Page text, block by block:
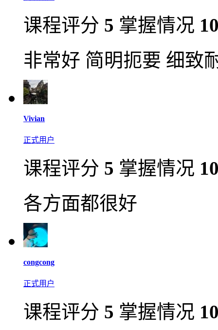
课程评分 5 掌握情况
非常好 简明扼要 细致
Vivian
正式用户
课程评分 5 掌握情况
各方面都很好
congcong
正式用户
课程评分 5 掌握情况